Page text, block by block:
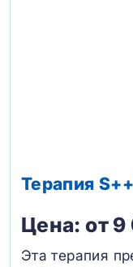
Терапия
Цена: от
Эта терапия